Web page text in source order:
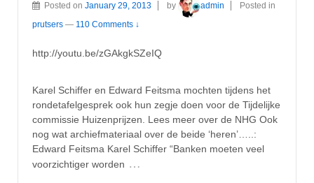
Posted on January 29, 2013 by admin
Posted in
prutsers — 110 Comments ↓
http://youtu.be/zGAkgkSZeIQ
Karel Schiffer en Edward Feitsma mochten tijdens het
rondetafelgesprek ook hun zegje doen voor de Tijdelijke
commissie Huizenprijzen. Lees meer over de NHG Ook
nog wat archiefmateriaal over de beide ‘heren’…..:
Edward Feitsma Karel Schiffer “Banken moeten veel
voorzichtiger worden …